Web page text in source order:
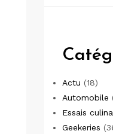
Actu (18)
Automobile
Essais
Geekeries